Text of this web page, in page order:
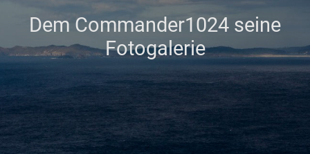
Dem Commander1024 seine
Fotogalerie